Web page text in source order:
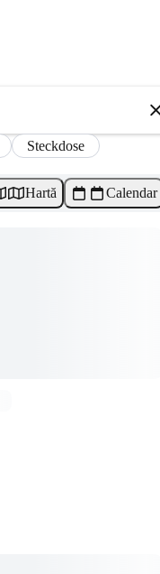
Steckdose
Hartă Calendar